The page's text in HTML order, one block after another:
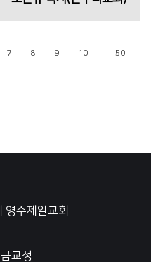
7 8 9 10 50
영주제일교회
교성